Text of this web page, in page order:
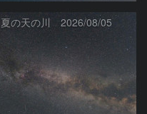
夏の天の川 2026/08/05